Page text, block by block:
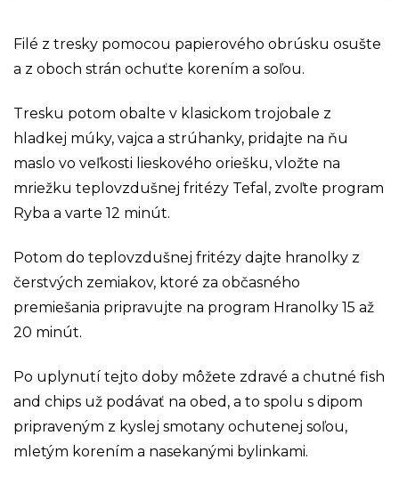
Filé z tresky pomocou papierového obrúsku osušte
a z oboch strán ochuťte korením a soľou.
Tresku potom obalte v klasickom trojobale z
hladkej múky, vajca a strúhanky, pridajte na ňu
maslo vo veľkosti lieskového oriešku, vložte na
mriežku teplovzdušnej fritézy Tefal, zvoľte program
Ryba a varte 12 minút.
Potom do teplovzdušnej fritézy dajte hranolky z
čerstvých zemiakov, ktoré za občasného
premiešania pripravujte na program Hranolky 15 až
20 minút.
Po uplynutí tejto doby môžete zdravé a chutné fish
and chips už podávať na obed, a to spolu s dipom
pripraveným z kyslej smotany ochutenej soľou,
mletým korením a nasekanými bylinkami.